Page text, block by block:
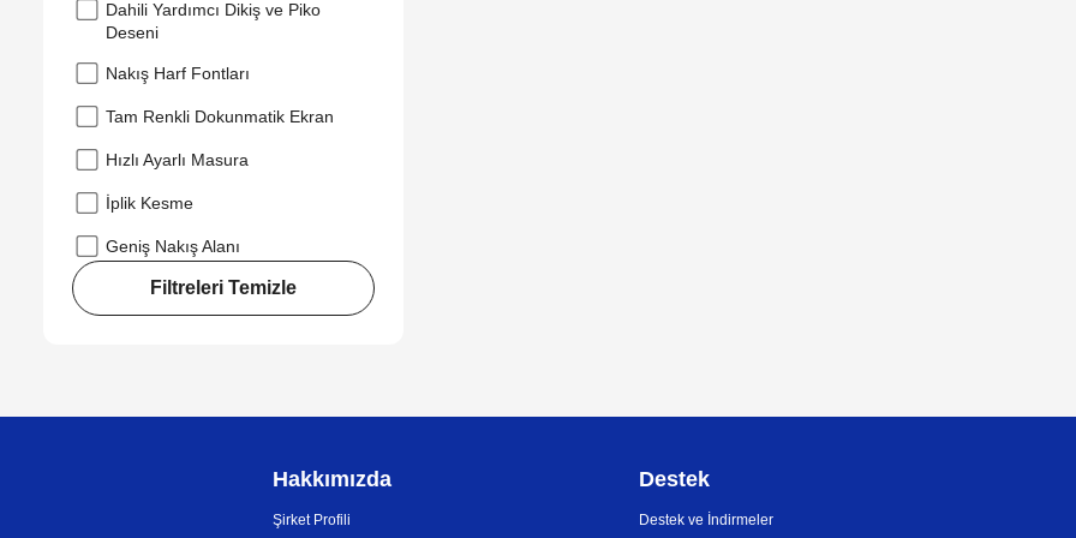
Dahili Yardımcı Dikiş ve Piko
Deseni
Nakış Harf Fontları
Tam Renkli Dokunmatik Ekran
Hızlı Ayarlı Masura
İplik Kesme
Geniş Nakış Alanı
Filtreleri Temizle
Hakkımızda
Şirket Profili
Destek
Destek ve İndirmeler